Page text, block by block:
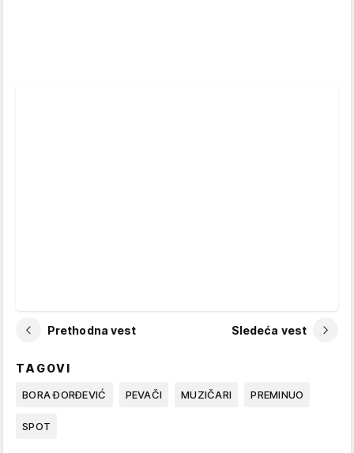
Prethodna vest Sledeća vest
TAGOVI
BORA ĐORĐEVIĆ PEVAČI MUZIČARI PREMINUO
SPOT